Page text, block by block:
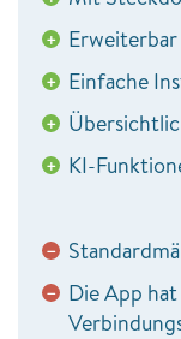
+ Erweiterbar
+ Einfache
+
+ KI-
−
− Die App